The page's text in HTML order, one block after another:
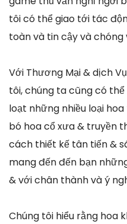
tôi có thể giao tới tác
toàn và tin cậy và chóng
Với Thương Mại & dịch
tôi, chúng ta cũng có
loạt những nhiều loại
bó hoa cổ xưa & truyền
cách thiết kế tân tiến &
mang đến đến bạn
& với chân thành và ý
Chúng tôi hiểu rằng hoa